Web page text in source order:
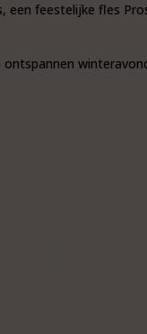
feestelijke fles